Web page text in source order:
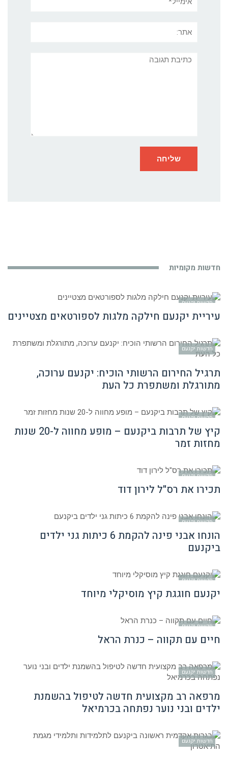
תגובה
חדשות מקומיות
חדשות יקנעם
עיריית יקנעם חילקה מלגות לספורטאים מצטיינים
חדשות יקנעם
תרגיל החירום הרשותי הוכיח: יקנעם ערוכה,
מתורגלת ומשתפרת כל העת
חדשות יקנעם
קיץ של תרבות ביקנעם – מופע מחווה ל-20 שנות
מחזות זמר
חדשות יקנעם
תכירו את רס"ל לירון דוד
חדשות יקנעם
הונחו אבני פינה להקמת 6 כיתות גני ילדים
ביקנעם
חדשות יקנעם
יקנעם חוגגת קיץ מוסיקלי מיוחד
חדשות יקנעם
חיים עם תקווה – כנרת הראל
חדשות יקנעם
מרפאה רב מקצועית חדשה לטיפול בהשמנת
ילדים ובני נוער נפתחה בכרמיאל
חדשות יקנעם